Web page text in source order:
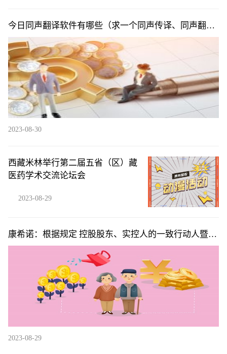
今日同声翻译软件有哪些（求一个同声传译、同声翻译
的安卓的app）
2023-08-30
西藏米林举行第二届五省（区）藏
医药学术交流论坛会
2023-08-29
康希诺：根据规定 控股股东、实控人的一致行动人暨员
工持股平台提前终止减持计划
2023-08-29